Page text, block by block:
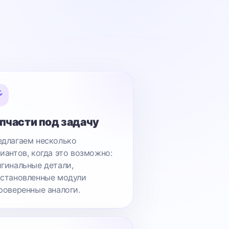
под задачу
несколько
когда это возможно:
детали,
модули
аналоги.